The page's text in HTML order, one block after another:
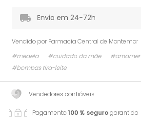
Envio em 24-72h
Vendido por Farmacia Central de Montemor
#medela
#cuidado da mãe
#bombas tira-leite
Vendedores confiáveis
Pagamento100 % segurogarantido